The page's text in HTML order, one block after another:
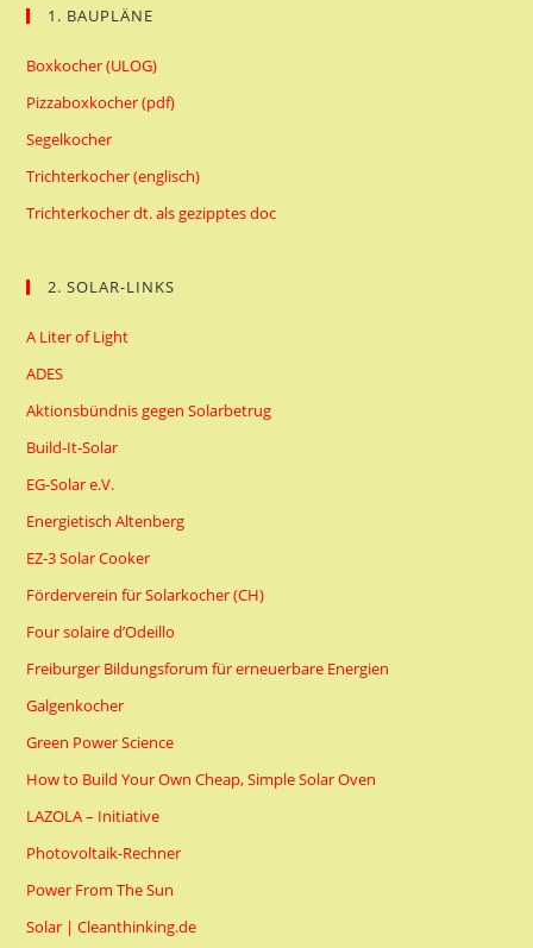
1. BAUPLÄNE
Boxkocher (ULOG)
Pizzaboxkocher (pdf)
Segelkocher
Trichterkocher (englisch)
Trichterkocher dt. als gezipptes doc
2. SOLAR-LINKS
A Liter of Light
ADES
Aktionsbündnis gegen Solarbetrug
Build-It-Solar
EG-Solar e.V.
Energietisch Altenberg
EZ-3 Solar Cooker
Förderverein für Solarkocher (CH)
Four solaire d’Odeillo
Freiburger Bildungsforum für erneuerbare Energien
Galgenkocher
Green Power Science
How to Build Your Own Cheap, Simple Solar Oven
LAZOLA – Initiative
Photovoltaik-Rechner
Power From The Sun
Solar | Cleanthinking.de